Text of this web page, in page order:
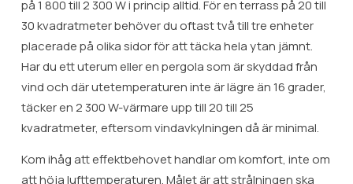
på 1 800 till 2 300 W i princip alltid. För en terrass på 20 till
30 kvadratmeter behöver du oftast två till tre enheter
placerade på olika sidor för att täcka hela ytan jämnt.
Har du ett uterum eller en pergola som är skyddad från
vind och där utetemperaturen inte är lägre än 16 grader,
täcker en 2 300 W-värmare upp till 20 till 25
kvadratmeter, eftersom vindavkylningen då är minimal.
Kom ihåg att effektbehovet handlar om komfort, inte om
att höja lufttemperaturen. Målet är att strålningen ska